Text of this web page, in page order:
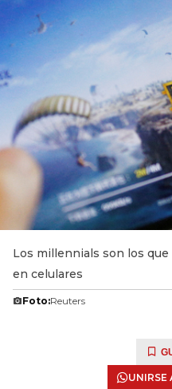
Los millennials son los
en celulares
Foto:Reuters
UNIRSE